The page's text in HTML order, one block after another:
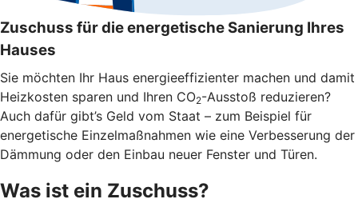
Zuschuss für die energetische Sanierung Ihres
Hauses
Sie möchten Ihr Haus energieeffizienter machen und damit
Heizkosten sparen und Ihren CO2-Ausstoß reduzieren?
Auch dafür gibt’s Geld vom Staat – zum Beispiel für
energetische Einzelmaßnahmen wie eine Verbesserung der
Dämmung oder den Einbau neuer Fenster und Türen.
Was ist ein Zuschuss?